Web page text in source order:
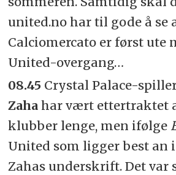
united.no har til gode å se
Calciomercato er først ute
United-overgang…
08.45 Crystal Palace-
Zahahar vært ettertraktet
klubber lenge, men ifølge
United som ligger best an
Zahas underskrift. Det var